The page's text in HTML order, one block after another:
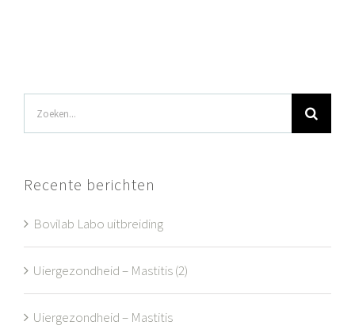
Zoeken
naar:
Recente berichten
Bovilab Labo uitbreiding
Uiergezondheid – Mastitis (2)
Uiergezondheid – Mastitis